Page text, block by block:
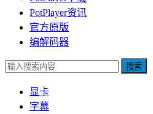
PotPlayer资讯
官方原版
编解码器
搜索
显卡
字幕